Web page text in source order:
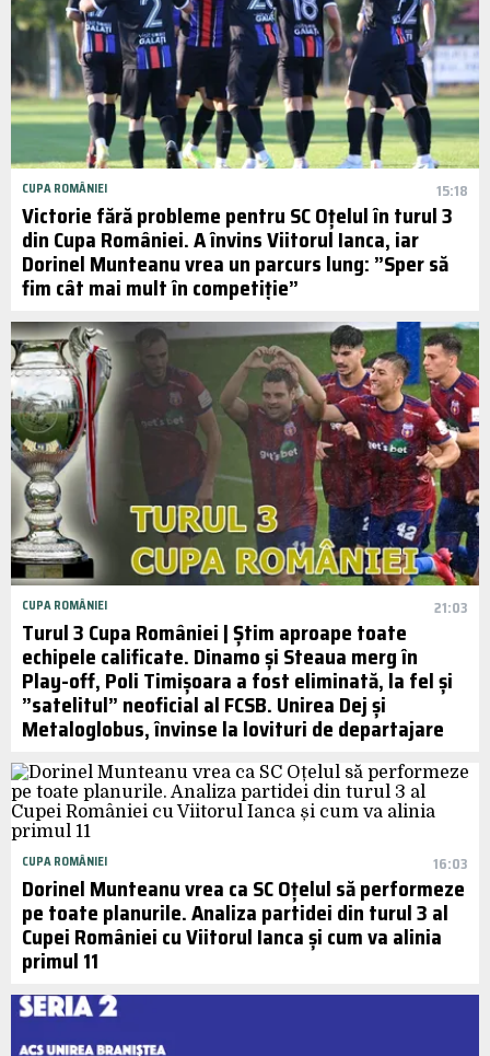
CUPA ROMÂNIEI 15:18
Victorie fără probleme pentru SC Oțelul în turul 3
din Cupa României. A învins Viitorul Ianca, iar
Dorinel Munteanu vrea un parcurs lung: ”Sper să
fim cât mai mult în competiție”
CUPA ROMÂNIEI 21:03
Turul 3 Cupa României | Știm aproape toate
echipele calificate. Dinamo și Steaua merg în
Play-off, Poli Timișoara a fost eliminată, la fel și
”satelitul” neoficial al FCSB. Unirea Dej și
Metaloglobus, învinse la lovituri de departajare
CUPA ROMÂNIEI 16:03
Dorinel Munteanu vrea ca SC Oțelul să performeze
pe toate planurile. Analiza partidei din turul 3 al
Cupei României cu Viitorul Ianca și cum va alinia
primul 11